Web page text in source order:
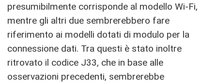
presumibilmente corrisponde al modello Wi-Fi,
mentre gli altri due sembrerebbero fare
riferimento ai modelli dotati di modulo per la
connessione dati. Tra questi è stato inoltre
ritrovato il codice J33, che in base alle
osservazioni precedenti, sembrerebbe